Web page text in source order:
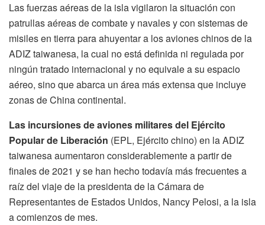
Las fuerzas aéreas de la isla vigilaron la situación con
patrullas aéreas de combate y navales y con sistemas de
misiles en tierra para ahuyentar a los aviones chinos de la
ADIZ taiwanesa, la cual no está definida ni regulada por
ningún tratado internacional y no equivale a su espacio
aéreo, sino que abarca un área más extensa que incluye
zonas de China continental.
Las incursiones de aviones militares del Ejército
Popular de Liberación (EPL, Ejército chino) en la ADIZ
taiwanesa aumentaron considerablemente a partir de
finales de 2021 y se han hecho todavía más frecuentes a
raíz del viaje de la presidenta de la Cámara de
Representantes de Estados Unidos, Nancy Pelosi, a la isla
a comienzos de mes.